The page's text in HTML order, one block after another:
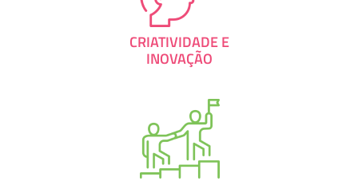
CRIATIVIDADE E
INOVAÇÃO